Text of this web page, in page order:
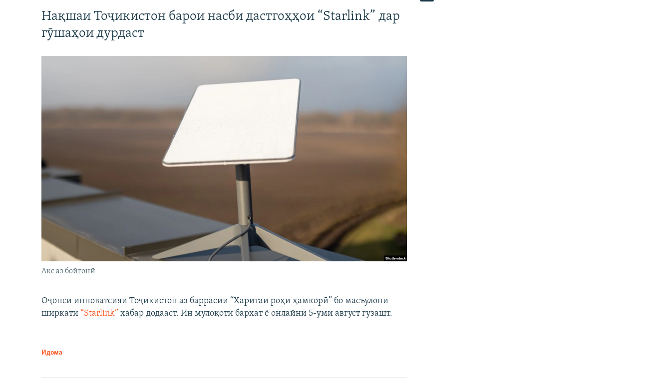
Нақшаи Тоҷикистон барои насби дастгоҳҳои “Starlink” дар
гӯшаҳои дурдаст
Акс аз бойгонӣ
Оҷонси инноватсияи Тоҷикистон аз баррасии “Харитаи роҳи ҳамкорӣ” бо масъулони
ширкати “Starlink” хабар додааст. Ин мулоқоти бархат ё онлайнӣ 5-уми август гузашт.
Идома